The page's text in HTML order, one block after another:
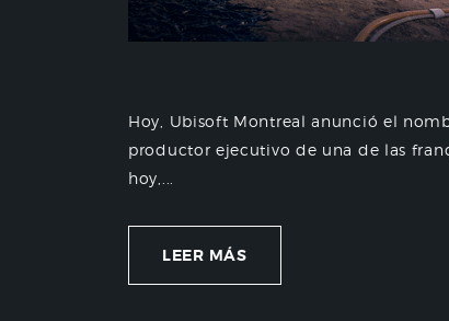
Hoy, Ubisoft Montreal anunció el
productor ejecutivo de una de las
hoy,...
LEER MÁS